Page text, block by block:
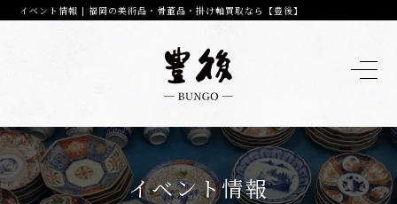
イベント情報 | 福岡の美術品・骨董品・掛け軸買取なら【豊後】
イベント情報